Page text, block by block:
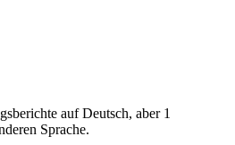
auf Deutsch, aber 1
Sprache.